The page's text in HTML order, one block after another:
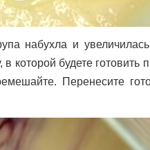
набухла и
которой будете
Перенесите